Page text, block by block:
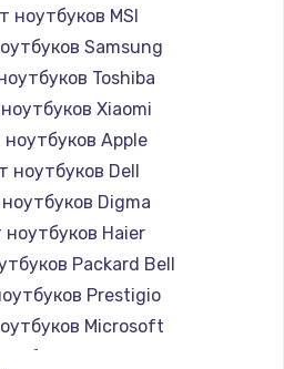
ноутбуков MSI
Samsung
Toshiba
Xiaomi
Apple
ноутбуков Dell
Digma
Haier
Packard Bell
Prestigio
Microsoft
Alienware